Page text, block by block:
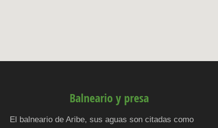
Balneario y presa
El balneario de Aribe, sus aguas son citadas como